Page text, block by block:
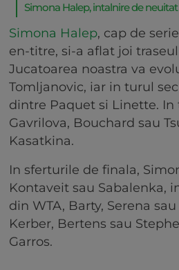
Simona Halep, intalnire de
Simona Halep, cap de
en-titre, si-a aflat joi
Jucatoarea noastra va
Tomljanovic, iar in turul
dintre Paquet si Linette.
Gavrilova, Bouchard sau
Kasatkina.
In sferturile de finala,
Kontaveit sau Sabalenka,
din WTA, Barty, Serena
Kerber, Bertens sau
Garros.